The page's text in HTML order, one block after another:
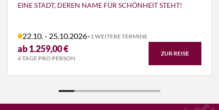
EINE STADT, DEREN NAME FÜR SCHÖNHEIT STEHT!
22.10. - 25.10.2026+1 WEITERE TERMINE
ab 1.259,00 €
4 TAGE PRO PERSON
ZUR REISE